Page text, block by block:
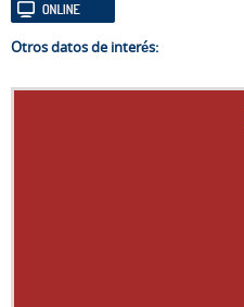
Otros datos de interés: